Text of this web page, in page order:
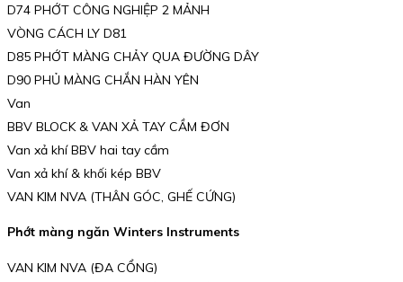
D74 PHỚT CÔNG NGHIỆP 2 MẢNH
VÒNG CÁCH LY D81
D85 PHỚT MÀNG CHẢY QUA ĐƯỜNG DÂY
D90 PHỦ MÀNG CHẮN HÀN YÊN
Van
BBV BLOCK & VAN XẢ TAY CẦM ĐƠN
Van xả khí BBV hai tay cầm
Van xả khí & khối kép BBV
VAN KIM NVA (THÂN GÓC, GHẾ CỨNG)
Phớt màng ngăn Winters Instruments
VAN KIM NVA (ĐA CỔNG)